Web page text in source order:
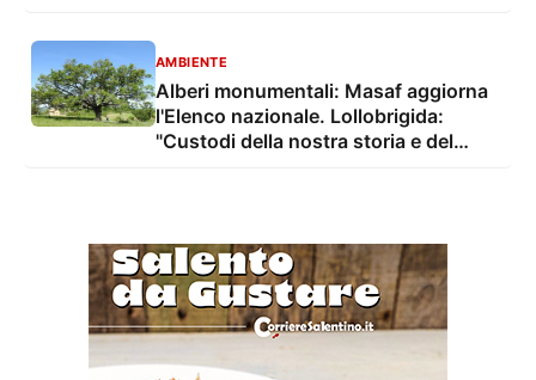
AMBIENTE
Alberi monumentali: Masaf aggiorna
l'Elenco nazionale. Lollobrigida:
"Custodi della nostra storia e del